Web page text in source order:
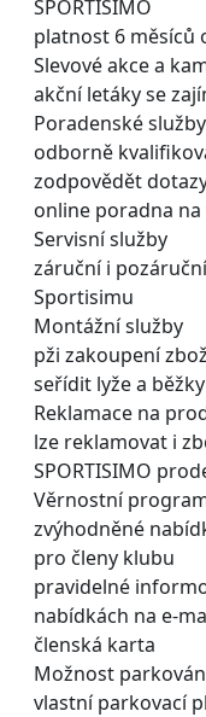
SPORTISIMO
platnost 6 měsíců
Slevové akce a
akční letáky se
Poradenské služby
odborně
zodpovědět
online poradna
Servisní služby
záruční i
Sportisimu
Montážní služby
pži zakoupení
seřídit lyže a běžky
Reklamace na
lze reklamovat i
SPORTISIMO
Věrnostní
zvýhodněné
pro členy klubu
pravidelné
nabídkách na e-
členská karta
Možnost
vlastní parkovací